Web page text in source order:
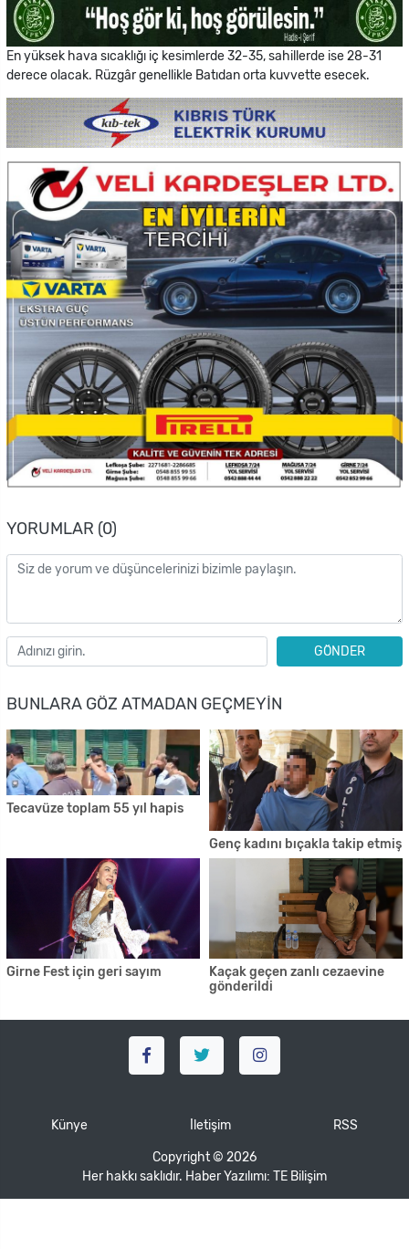
En yüksek hava sıcaklığı iç kesimlerde 32-35, sahillerde ise 28-31
derece olacak. Rüzgâr genellikle Batıdan orta kuvvette esecek.
YORUMLAR (0)
GÖNDER
BUNLARA GÖZ ATMADAN GEÇMEYIN
Tecavüze toplam 55 yıl hapis
Genç kadını bıçakla takip etmiş
Girne Fest için geri sayım
Kaçak geçen zanlı cezaevine
gönderildi
Künye İletişim RSS
Copyright © 2026
Her hakkı saklıdır. Haber Yazılımı: TE Bilişim